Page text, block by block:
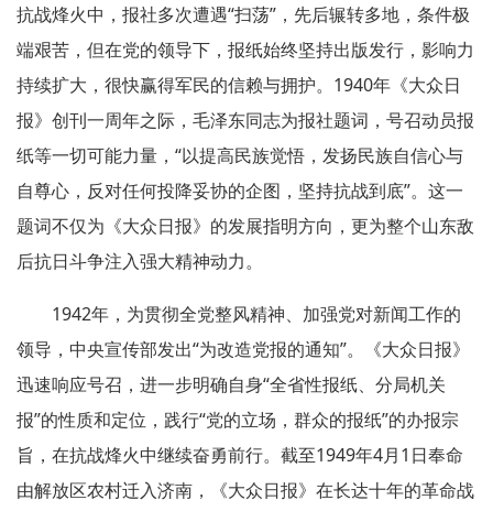
抗战烽火中，报社多次遭遇“扫荡”，先后辗转多地，条件极
端艰苦，但在党的领导下，报纸始终坚持出版发行，影响力
持续扩大，很快赢得军民的信赖与拥护。1940年《大众日
报》创刊一周年之际，毛泽东同志为报社题词，号召动员报
纸等一切可能力量，“以提高民族觉悟，发扬民族自信心与
自尊心，反对任何投降妥协的企图，坚持抗战到底”。这一
题词不仅为《大众日报》的发展指明方向，更为整个山东敌
后抗日斗争注入强大精神动力。
1942年，为贯彻全党整风精神、加强党对新闻工作的
领导，中央宣传部发出“为改造党报的通知”。《大众日报》
迅速响应号召，进一步明确自身“全省性报纸、分局机关
报”的性质和定位，践行“党的立场，群众的报纸”的办报宗
旨，在抗战烽火中继续奋勇前行。截至1949年4月1日奉命
由解放区农村迁入济南，《大众日报》在长达十年的革命战